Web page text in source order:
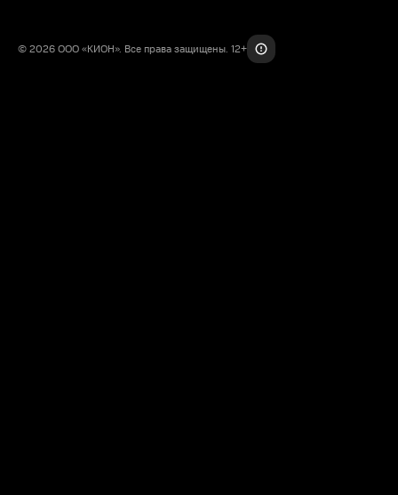
© 2026 ООО «КИОН». Все права защищены. 12+